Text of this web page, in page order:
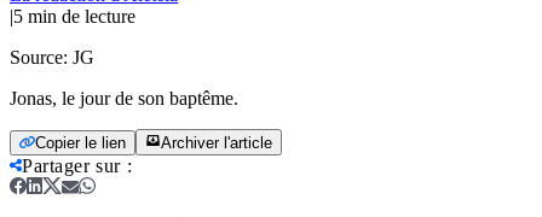
|5 min de lecture
Source: JG
Jonas, le jour de son baptême.
Copier le lien Archiver l'article
Partager sur: